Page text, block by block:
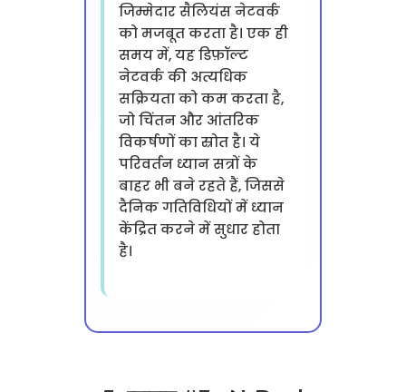
जिम्मेदार सैलियंस नेटवर्क
को मजबूत करता है। एक ही
समय में, यह डिफ़ॉल्ट
नेटवर्क की अत्यधिक
सक्रियता को कम करता है,
जो चिंतन और आंतरिक
विकर्षणों का स्रोत है। ये
परिवर्तन ध्यान सत्रों के
बाहर भी बने रहते हैं, जिससे
दैनिक गतिविधियों में ध्यान
केंद्रित करने में सुधार होता
है।